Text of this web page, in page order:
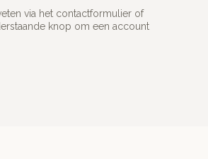
via het contactformulier of
knop om een account